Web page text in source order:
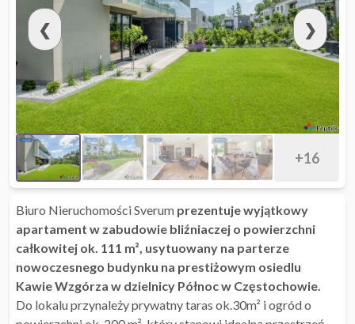
❮ ❯
+16
Biuro Nieruchomości Sverum prezentuje wyjątkowy
apartament w zabudowie bliźniaczej o powierzchni
całkowitej ok. 111 m², usytuowany na parterze
nowoczesnego budynku na prestiżowym osiedlu
Kawie Wzgórza w dzielnicy Północ w Częstochowie.
Do lokalu przynależy prywatny taras ok.30m² i ogród o